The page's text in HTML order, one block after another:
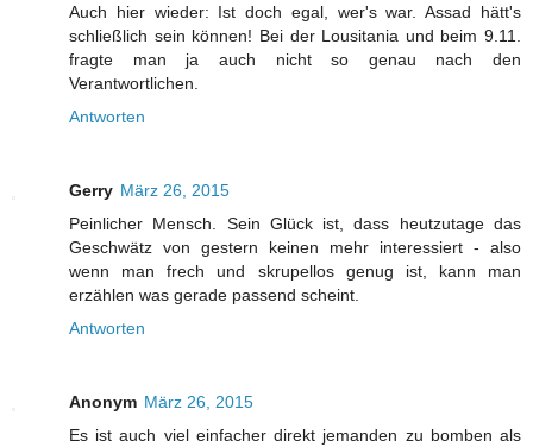
Auch hier wieder: Ist doch egal, wer's war. Assad hätt's
schließlich sein können! Bei der Lousitania und beim 9.11.
fragte man ja auch nicht so genau nach den
Verantwortlichen.
Antworten
Gerry März 26, 2015
Peinlicher Mensch. Sein Glück ist, dass heutzutage das
Geschwätz von gestern keinen mehr interessiert - also
wenn man frech und skrupellos genug ist, kann man
erzählen was gerade passend scheint.
Antworten
Anonym März 26, 2015
Es ist auch viel einfacher direkt jemanden zu bomben als